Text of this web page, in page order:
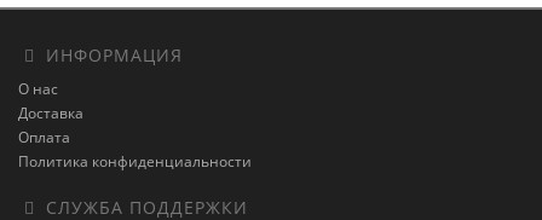
ИНФОРМАЦИЯ
О нас
Доставка
Оплата
Политика конфиденциальности
СЛУЖБА ПОДДЕРЖКИ